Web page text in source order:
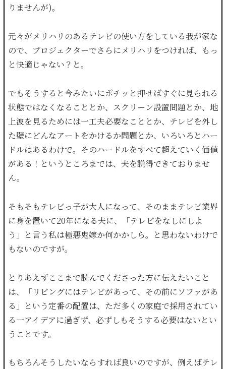
りませんが)。
元々がメリハリのあるテレビの使い方をしている我が家な
ので、プロジェクターでさらにメリハリをつければ、もっ
と快適じゃない？と。
でもそうすると今みたいにポチッと押せばすぐに見られる
状態ではなくなることとか、スクリーン設置問題とか、地
上波を見るためには一工夫必要なこととか、テレビを外し
た壁にどんなアートをかけるか問題とか、いろいろとハー
ドルはあるわけで。そのハードルをすべて超えていく価値
がある！というところまでは、夫を説得できておりませ
ん。
そもそもテレビっ子が大人になって、そのままテレビ業界
に身を置いて20年になる夫に、「テレビをなしにしよ
う」と言う私は極悪鬼嫁か何かかしら。と思わないわけで
もないのですが。
とりあえずここまで読んでくださった方に伝えたいこと
は、「リビングにはテレビがあって、その前にソファがあ
る」という定番の配置は、ただ多くの家庭で採用されてい
る一アイデアに過ぎず、必ずしもそうする必要はないとい
うことです。
もちろんそうしたいならすれば良いのですが、例えばテレ